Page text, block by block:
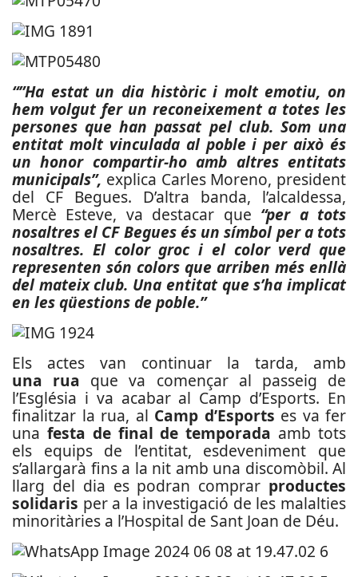
“”Ha estat un dia històric i molt emotiu, on
hem volgut fer un reconeixement a totes les
persones que han passat pel club. Som una
entitat molt vinculada al poble i per això és
un honor compartir-ho amb altres entitats
municipals”, explica Carles Moreno, president
del CF Begues. D’altra banda, l’alcaldessa,
Mercè Esteve, va destacar que “per a tots
nosaltres el CF Begues és un símbol per a tots
nosaltres. El color groc i el color verd que
representen són colors que arriben més enllà
del mateix club. Una entitat que s’ha implicat
en les qüestions de poble.”
Els actes van continuar la tarda, amb
una rua que va començar al passeig de
l’Església i va acabar al Camp d’Esports. En
finalitzar la rua, al Camp d’Esports es va fer
una festa de final de temporada amb tots
els equips de l’entitat, esdeveniment que
s’allargarà fins a la nit amb una discomòbil. Al
llarg del dia es podran comprar productes
solidaris per a la investigació de les malalties
minoritàries a l’Hospital de Sant Joan de Déu.